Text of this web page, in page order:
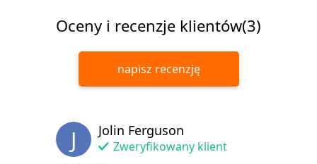
Oceny i recenzje klientów(3)
napisz recenzję
J Jolin Ferguson
Zweryfikowany klient